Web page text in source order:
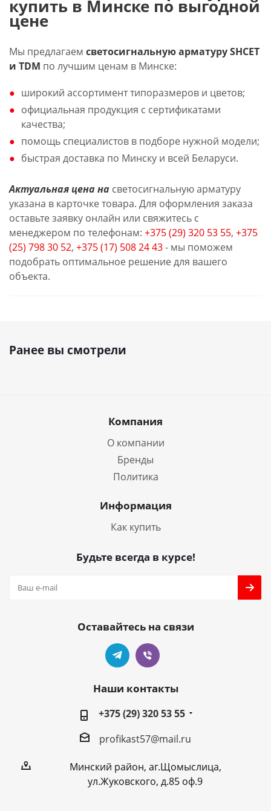
купить в Минске по выгодной
цене
Мы предлагаем светосигнальную арматуру SHCET
и TDM по лучшим ценам в Минске:
широкий ассортимент типоразмеров и цветов;
официальная продукция с сертификатами
качества;
помощь специалистов в подборе нужной модели;
быстрая доставка по Минску и всей Беларуси.
Актуальная цена на светосигнальную арматуру
указана в карточке товара. Для оформления заказа
оставьте заявку онлайн или свяжитесь с
менеджером по телефонам: +375 (29) 320 53 55, +375
(25) 798 30 52, +375 (17) 508 24 43- мы поможем
подобрать оптимальное решение для вашего
объекта.
Ранее вы смотрели
Компания
О компании
Бренды
Политика
Информация
Как купить
Будьте всегда в курсе!
Оставайтесь на связи
Наши контакты
+375 (29) 320 53 55
profikast57@mail.ru
Минский район, аг.Щомыслица,
ул.Жуковского, д.85 оф.9